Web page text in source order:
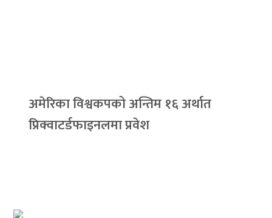
अमेरिका विश्वकपको अन्तिम १६ अर्थात
प्रिक्वाटर्डफाइनलमा प्रवेश